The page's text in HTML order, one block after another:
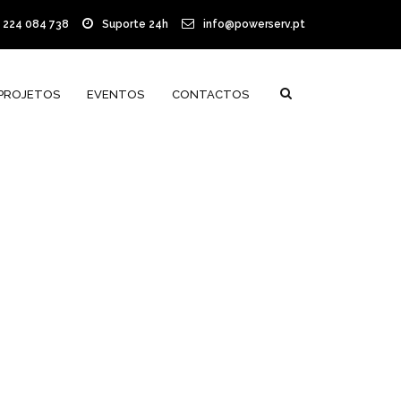
224 084 738 Suporte 24h info@powerserv.pt
EVENTOS CONTACTOS